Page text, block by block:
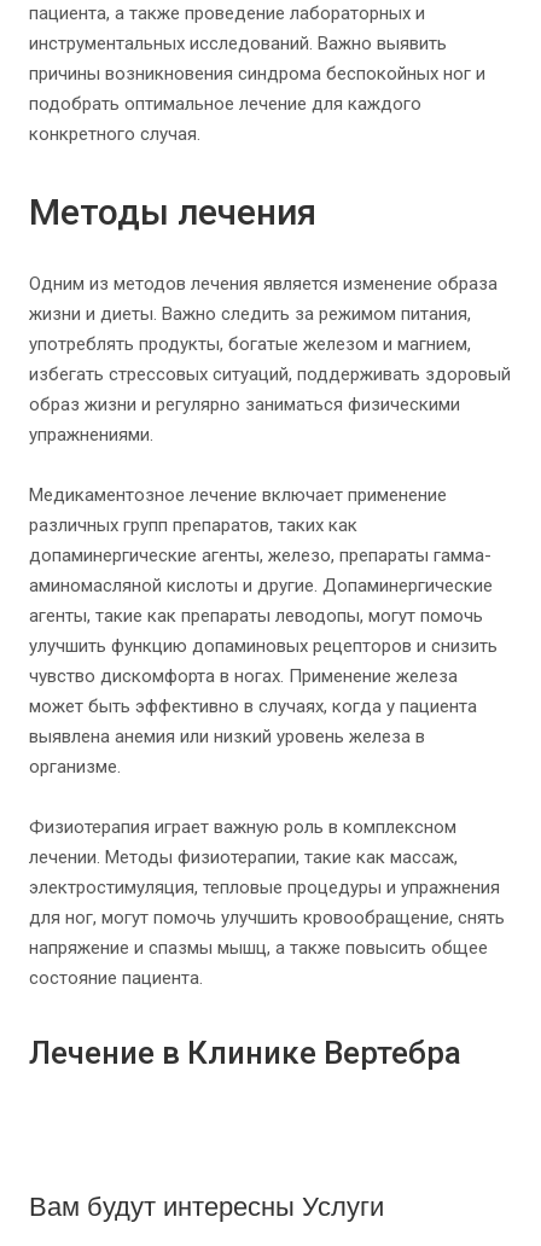
пациента, а также проведение лабораторных и
инструментальных исследований. Важно выявить
причины возникновения синдрома беспокойных ног и
подобрать оптимальное лечение для каждого
конкретного случая.
Методы лечения
Одним из методов лечения является изменение образа
жизни и диеты. Важно следить за режимом питания,
употреблять продукты, богатые железом и магнием,
избегать стрессовых ситуаций, поддерживать здоровый
образ жизни и регулярно заниматься физическими
упражнениями.
Медикаментозное лечение включает применение
различных групп препаратов, таких как
допаминергические агенты, железо, препараты гамма-
аминомасляной кислоты и другие. Допаминергические
агенты, такие как препараты леводопы, могут помочь
улучшить функцию допаминовых рецепторов и снизить
чувство дискомфорта в ногах. Применение железа
может быть эффективно в случаях, когда у пациента
выявлена анемия или низкий уровень железа в
организме.
Физиотерапия играет важную роль в комплексном
лечении. Методы физиотерапии, такие как массаж,
электростимуляция, тепловые процедуры и упражнения
для ног, могут помочь улучшить кровообращение, снять
напряжение и спазмы мышц, а также повысить общее
состояние пациента.
Лечение в Клинике Вертебра
Вам будут интересны Услуги